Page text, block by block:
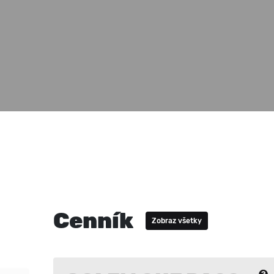
Cenník Zobraz všetky